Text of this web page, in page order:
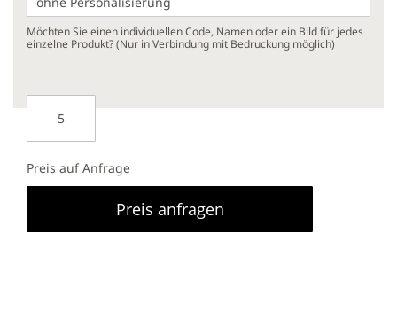
Möchten Sie einen individuellen Code, Namen oder ein Bild für jedes
einzelne Produkt? (Nur in Verbindung mit Bedruckung möglich)
Preis auf Anfrage
Preis anfragen